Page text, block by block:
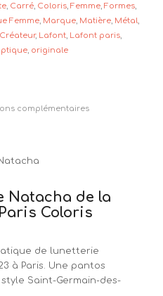
, Carré, Coloris, Femme, Formes,
Femme, Marque, Matière, Métal,
Créateur, Lafont, Lafont paris,
, originale
complémentaires
Natacha de la
Coloris
de lunetterie
à Paris. Une pantos
Saint-Germain-des-